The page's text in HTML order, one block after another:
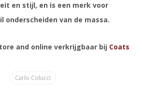
en stijl, en is een merk voor
onderscheiden van de massa.
and online verkrijgbaar bij Coats
Carlo Colucci